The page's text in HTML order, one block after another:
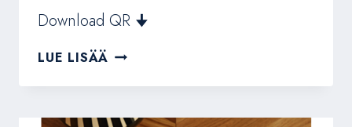
Download QR 🠋
LUE LISÄÄ C1
–
KLASSIKKO